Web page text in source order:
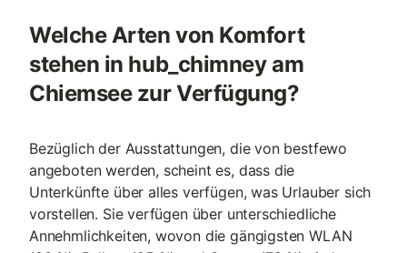
Welche Arten von Komfort
stehen in hub_chimney am
Chiemsee zur Verfügung?
Bezüglich der Ausstattungen, die von bestfewo
angeboten werden, scheint es, dass die
Unterkünfte über alles verfügen, was Urlauber sich
vorstellen. Sie verfügen über unterschiedliche
Annehmlichkeiten, wovon die gängigsten WLAN